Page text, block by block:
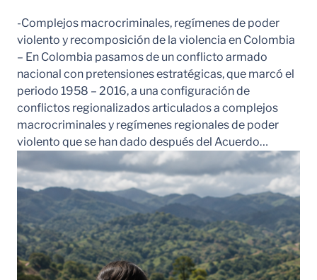
-Complejos macrocriminales, regímenes de poder
violento y recomposición de la violencia en Colombia
– En Colombia pasamos de un conflicto armado
nacional con pretensiones estratégicas, que marcó el
periodo 1958 – 2016, a una configuración de
conflictos regionalizados articulados a complejos
macrocriminales y regímenes regionales de poder
violento que se han dado después del Acuerdo…